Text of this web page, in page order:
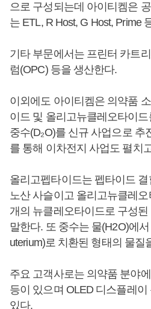
으로 구성되는데 아이티켐은
는 ETL, R Host, G Host, Prime
기타 부문에서는 프린터 카트
럼(OPC) 등을 생산한다.
이외에도 아이티켐은 의약품
이드 및 올리고뉴클레오타이
중수(D₂O)를 신규 사업으로 추
를 통해 이차전지 사업도 펼치
올리고펩타이드는 펩타이드 결
노산 사슬이고 올리고뉴클레
개의 뉴클레오타이드로 구성
말한다. 또 중수는 물(H2O)에
uterium)로 치환된 형태의 물질
주요 고객사로는 의약품 분야
등이 있으며 OLED 디스플레이
있다.